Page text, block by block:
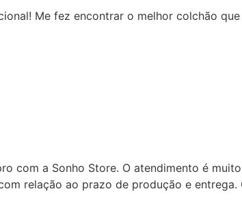
e só tenho a agradecer 🙏🏻
O Pedro foi muito atencioso,
tudo perfeito. Amei e comprarei mais